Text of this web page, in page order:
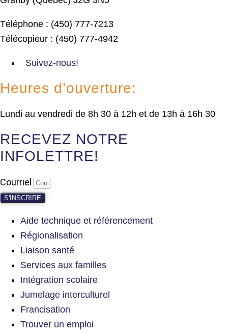
Téléphone : (450) 777-7213
Télécopieur : (450) 777-4942
Suivez-nous!
Heures d’ouverture:
Lundi au vendredi de 8h 30 à 12h et de 13h à 16h 30
RECEVEZ NOTRE
INFOLETTRE!
Courriel
S'INSCRIRE
Aide technique et référencement
Régionalisation
Liaison santé
Services aux familles
Intégration scolaire
Jumelage interculturel
Francisation
Trouver un emploi